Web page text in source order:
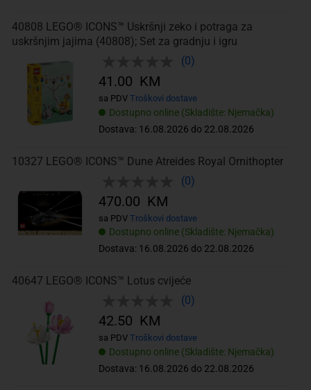
40808 LEGO® ICONS™ Uskršnji zeko i potraga za
uskršnjim jajima (40808); Set za gradnju i igru
(0)
Dostupno online (Skladište: Njemačka)
Dostava: 16.08.2026 do 22.08.2026
41.00 KM
sa PDV Troškovi dostave
10327 LEGO® ICONS™ Dune Atreides Royal Ornithopter
(0)
Dostupno online (Skladište: Njemačka)
Dostava: 16.08.2026 do 22.08.2026
470.00 KM
sa PDV Troškovi dostave
40647 LEGO® ICONS™ Lotus cvijeće
(0)
Dostupno online (Skladište: Njemačka)
Dostava: 16.08.2026 do 22.08.2026
42.50 KM
sa PDV Troškovi dostave